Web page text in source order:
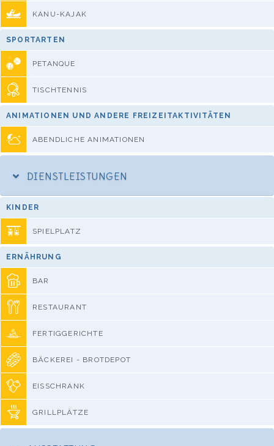
KANU-KAJAK
SPORTARTEN
PETANQUE
TISCHTENNIS
ANIMATIONEN UND ANDERE FREIZEITAKTIVITÄTEN
ABENDLICHE ANIMATIONEN
DIENSTLEISTUNGEN
KINDER
SPIELPLATZ
ERNÄHRUNG
BAR
RESTAURANT
FERTIGGERICHTE
BÄCKEREI - BROTDEPOT
EISSCHRANK
GRILLPLÄTZE